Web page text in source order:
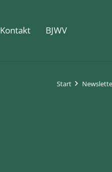
Kontakt BJWV
Start